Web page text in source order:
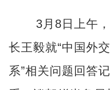
3 月 8 日上午
长王毅就“中国外
系”相关问题回答